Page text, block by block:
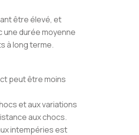
être élevé, et
une durée moyenne
à long terme.
peut être moins
et aux variations
aux chocs.
intempéries est